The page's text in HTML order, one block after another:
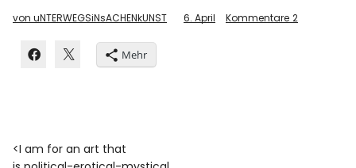
f I P
von uNTERWEGSiNsACHENkUNST 6. April Kommentare 2
Mehr
<I am for an art that